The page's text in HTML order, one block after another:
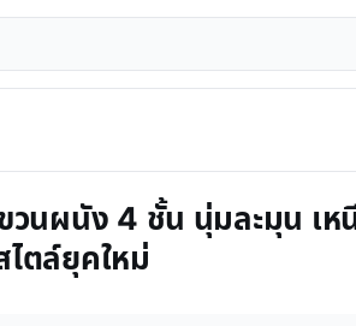
วนผนัง 4 ชั้น นุ่มละมุน เห
ตล์ยุคใหม่